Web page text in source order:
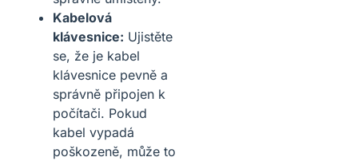
Kabelová
klávesnice: Ujistěte
se, že je kabel
klávesnice pevně a
správně připojen k
počítači. Pokud
kabel vypadá
poškozeně, může to